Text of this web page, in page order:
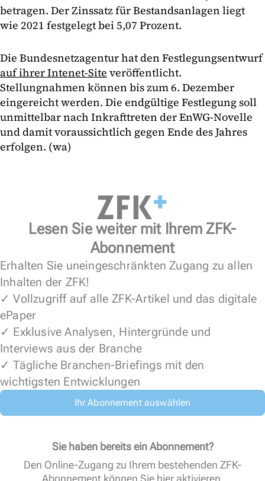
betragen. Der Zinssatz für Bestandsanlagen liegt
wie 2021 festgelegt bei 5,07 Prozent.
Die Bundesnetzagentur hat den Festlegungsentwurf
auf ihrer Intenet-Site veröffentlicht.
Stellungnahmen können bis zum 6. Dezember
eingereicht werden. Die endgültige Festlegung soll
unmittelbar nach Inkrafttreten der EnWG-Novelle
und damit voraussichtlich gegen Ende des Jahres
erfolgen. (wa)
Lesen Sie weiter mit Ihrem ZFK-
Abonnement
Erhalten Sie uneingeschränkten Zugang zu allen
Inhalten der ZFK!
✓ Vollzugriff auf alle ZFK-Artikel und das digitale
ePaper
✓ Exklusive Analysen, Hintergründe und
Interviews aus der Branche
✓ Tägliche Branchen-Briefings mit den
wichtigsten Entwicklungen
Ihr Abonnement auswählen
Sie haben bereits ein Abonnement?
Den Online-Zugang zu Ihrem bestehenden ZFK-